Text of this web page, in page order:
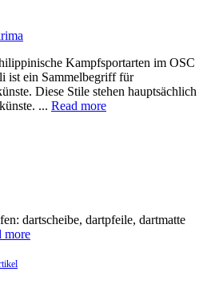
Kampfsportarten im OSC
ist ein Sammelbegriff für
Diese Stile stehen hauptsächlich
... Read more
dartscheibe, dartpfeile, dartmatte
more